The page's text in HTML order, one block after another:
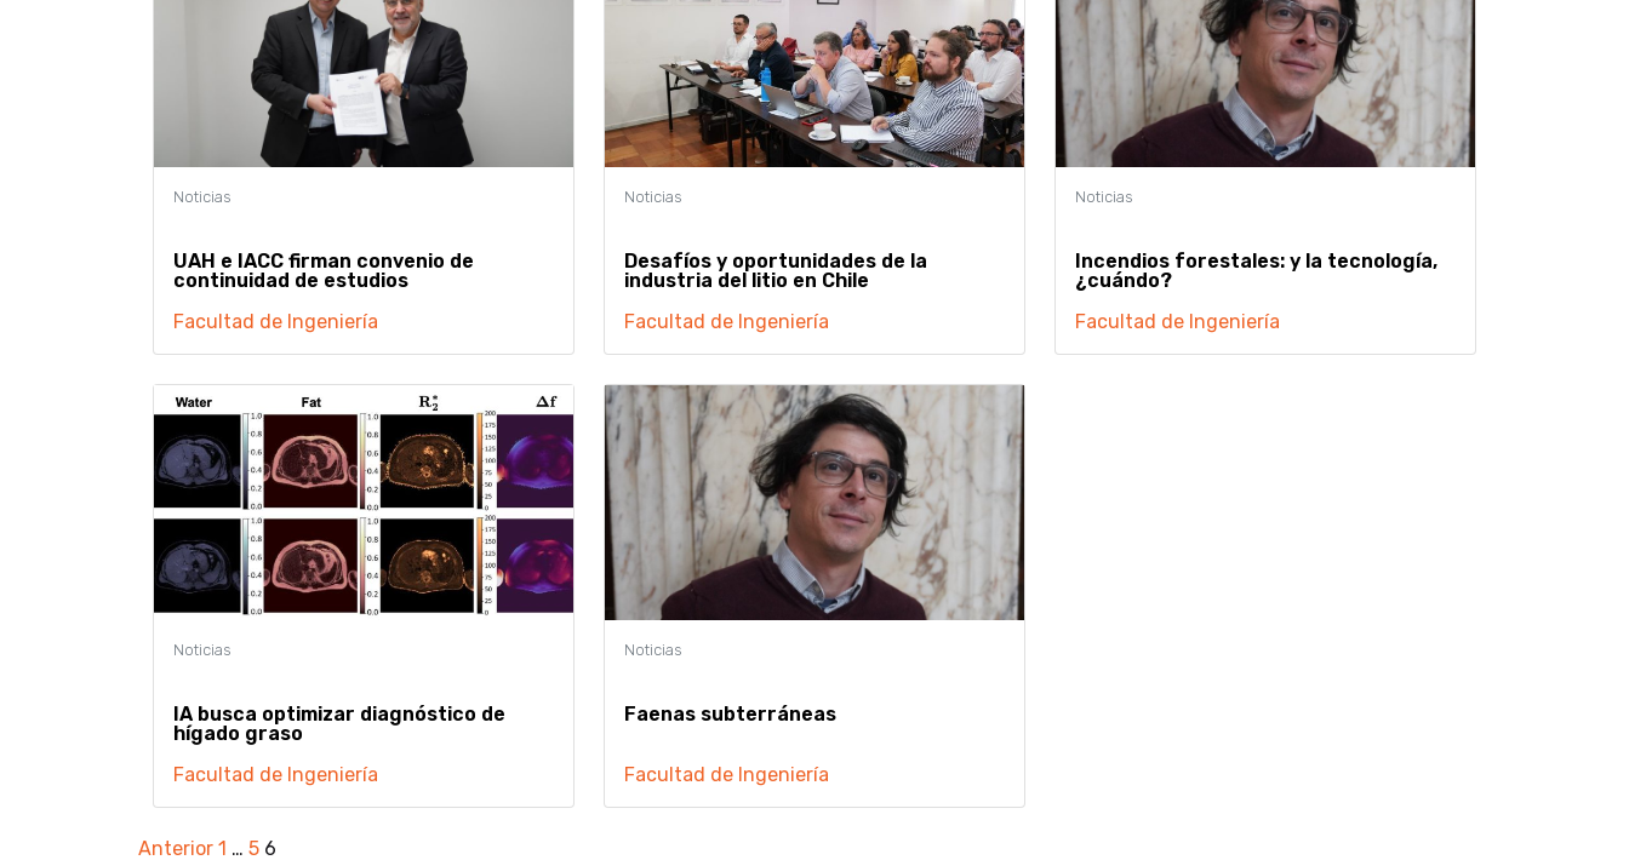
UAH e IACC firman convenio de
continuidad de estudios
Facultad de Ingeniería
Desafíos y oportunidades de la
industria del litio en Chile
Facultad de Ingeniería
Incendios forestales: y la tecnología,
¿cuándo?
Facultad de Ingeniería
IA busca optimizar diagnóstico de
hígado graso
Facultad de Ingeniería
Faenas subterráneas
Facultad de Ingeniería
Anterior 1 … 5 6